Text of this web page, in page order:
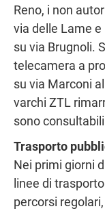
Reno, i non
via delle Lame
su via Brugnoli.
telecamera a
su via Marconi
varchi ZTL
sono
Trasporto
Nei primi giorni
linee di
percorsi